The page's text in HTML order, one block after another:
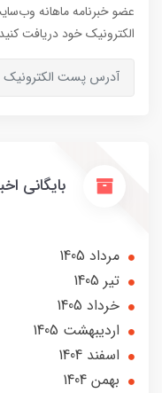
عضو خبرنامه ماهانه
الکترونیک خود دریافت
بایگانی
مرداد 1405
تير 1405
خرداد 1405
ارديبهشت 1405
اسفند 1404
بهمن 1404